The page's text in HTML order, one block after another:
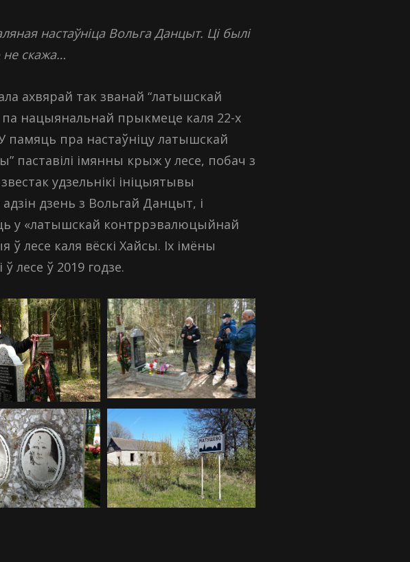
настаўніца Вольга Данцыт. Ці былі
не скажа…
ахвярай так званай “латышскай
па нацыянальнай прыкмеце каля 22-х
памяць пра настаўніцу латышскай
паставілі імянны крыж у лесе, побач з
удзельнікі ініцыятывы
дзень з Вольгай Данцыт, і
у «латышскай контррэвалюцыйнай
ў лесе каля вёскі Хайсы. Іх імёны
лесе ў 2019 годзе.